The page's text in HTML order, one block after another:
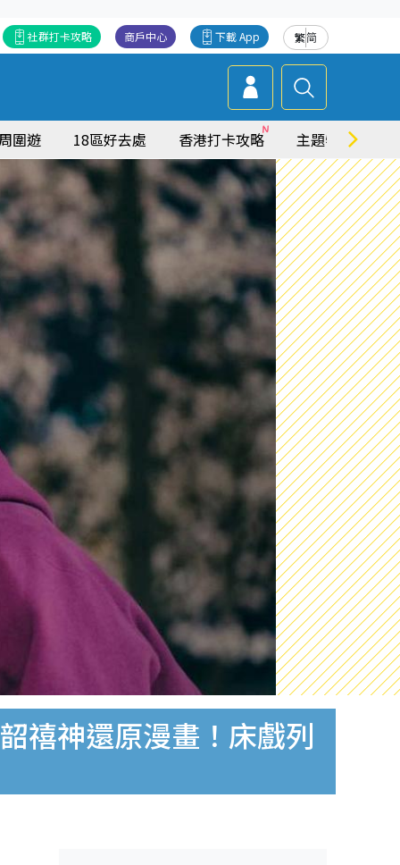
繁简
下載 App
商戶中心
社群打卡攻略
圍遊 18區好去處 香港打卡攻略 主題特集
禧神還原漫畫！床戲列